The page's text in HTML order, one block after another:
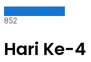
Kegiatan Sekolah
852
Hari Ke-